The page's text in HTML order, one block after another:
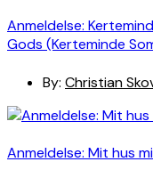
Anmeldelse:
Gods (Kerteminde
By: Christian
Anmeldelse: Mit hus